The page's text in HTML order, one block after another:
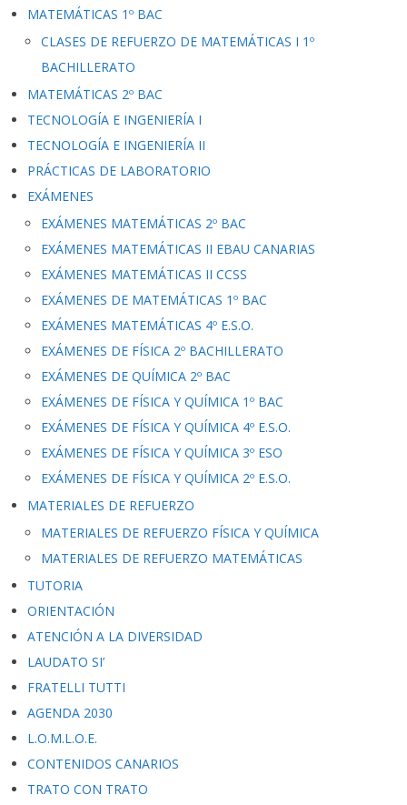
MATEMÁTICAS 1º BAC
CLASES DE REFUERZO DE MATEMÁTICAS I 1º
BACHILLERATO
MATEMÁTICAS 2º BAC
TECNOLOGÍA E INGENIERÍA I
TECNOLOGÍA E INGENIERÍA II
PRÁCTICAS DE LABORATORIO
EXÁMENES
EXÁMENES MATEMÁTICAS 2º BAC
EXÁMENES MATEMÁTICAS II EBAU CANARIAS
EXÁMENES MATEMÁTICAS II CCSS
EXÁMENES DE MATEMÁTICAS 1º BAC
EXÁMENES MATEMÁTICAS 4º E.S.O.
EXÁMENES DE FÍSICA 2º BACHILLERATO
EXÁMENES DE QUÍMICA 2º BAC
EXÁMENES DE FÍSICA Y QUÍMICA 1º BAC
EXÁMENES DE FÍSICA Y QUÍMICA 4º E.S.O.
EXÁMENES DE FÍSICA Y QUÍMICA 3º ESO
EXÁMENES DE FÍSICA Y QUÍMICA 2º E.S.O.
MATERIALES DE REFUERZO
MATERIALES DE REFUERZO FÍSICA Y QUÍMICA
MATERIALES DE REFUERZO MATEMÁTICAS
TUTORIA
ORIENTACIÓN
ATENCIÓN A LA DIVERSIDAD
LAUDATO SI’
FRATELLI TUTTI
AGENDA 2030
L.O.M.L.O.E.
CONTENIDOS CANARIOS
TRATO CON TRATO